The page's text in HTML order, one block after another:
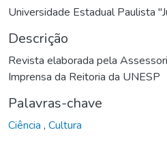
Universidade Estadual Paulista
Descrição
Revista elaborada pela
Imprensa da Reitoria da UNESP
Palavras-chave
Ciência , Cultura